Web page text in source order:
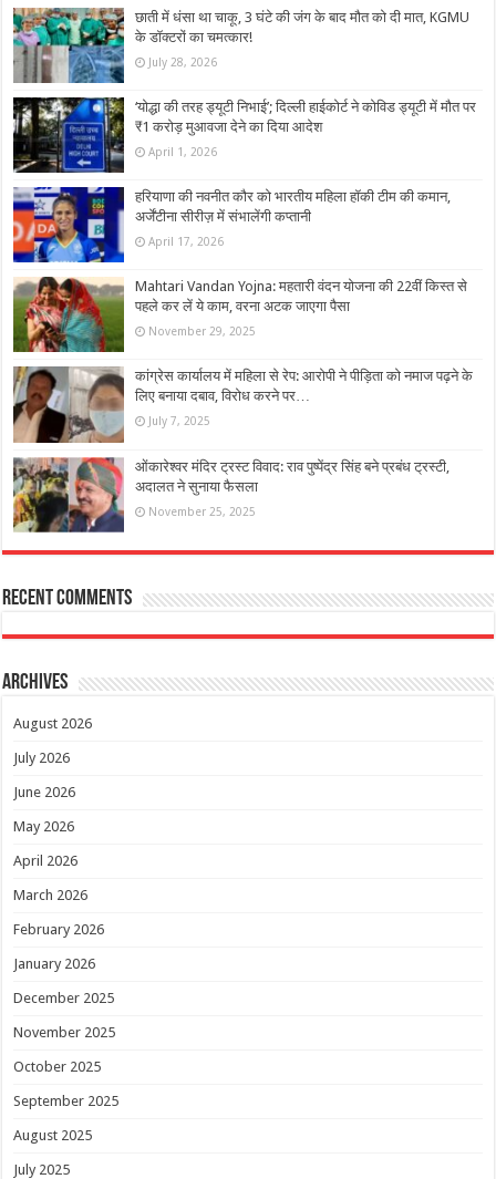
छाती में धंसा था चाकू, 3 घंटे की जंग के बाद मौत को दी मात, KGMU
के डॉक्टरों का चमत्कार!
July 28, 2026
‘योद्धा की तरह ड्यूटी निभाई’; दिल्ली हाईकोर्ट ने कोविड ड्यूटी में मौत पर
₹1 करोड़ मुआवजा देने का दिया आदेश
April 1, 2026
हरियाणा की नवनीत कौर को भारतीय महिला हॉकी टीम की कमान,
अर्जेंटीना सीरीज़ में संभालेंगी कप्तानी
April 17, 2026
Mahtari Vandan Yojna: महतारी वंदन योजना की 22वीं किस्त से
पहले कर लें ये काम, वरना अटक जाएगा पैसा
November 29, 2025
कांग्रेस कार्यालय में महिला से रेप: आरोपी ने पीड़िता को नमाज पढ़ने के
लिए बनाया दबाव, विरोध करने पर…
July 7, 2025
ओंकारेश्वर मंदिर ट्रस्ट विवाद: राव पुष्पेंद्र सिंह बने प्रबंध ट्रस्टी,
अदालत ने सुनाया फैसला
November 25, 2025
Recent Comments
Archives
August 2026
July 2026
June 2026
May 2026
April 2026
March 2026
February 2026
January 2026
December 2025
November 2025
October 2025
September 2025
August 2025
July 2025